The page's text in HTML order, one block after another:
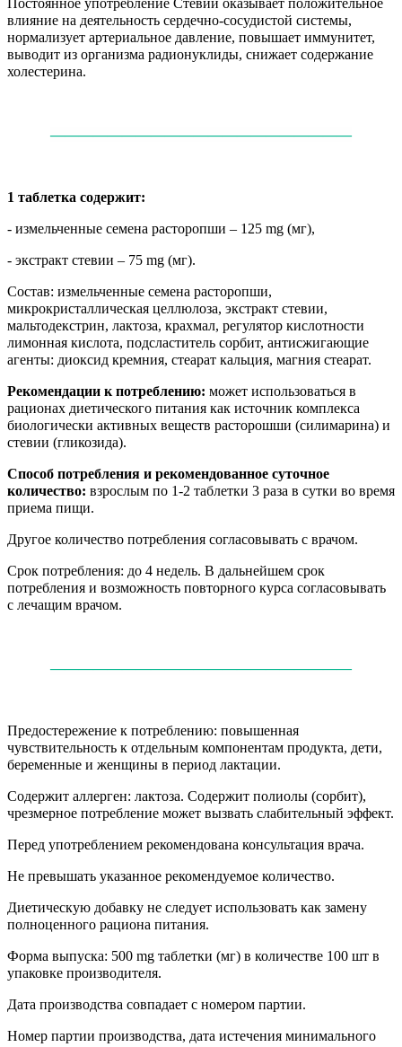
Постоянное употребление Стевии оказывает положительное
влияние на деятельность сердечно-сосудистой системы,
нормализует артериальное давление, повышает иммунитет,
выводит из организма радионуклиды, снижает содержание
холестерина.
—————————————————————
1 таблетка содержит:
- измельченные семена расторопши – 125 mg (мг),
- экстракт стевии – 75 mg (мг).
Состав: измельченные семена расторопши,
микрокристаллическая целлюлоза, экстракт стевии,
мальтодекстрин, лактоза, крахмал, регулятор кислотности
лимонная кислота, подсластитель сорбит, антисжигающие
агенты: диоксид кремния, стеарат кальция, магния стеарат.
Рекомендации к потреблению: может использоваться в
рационах диетического питания как источник комплекса
биологически активных веществ расторошши (силимарина) и
стевии (гликозида).
Способ потребления и рекомендованное суточное
количество: взрослым по 1-2 таблетки 3 раза в сутки во время
приема пищи.
Другое количество потребления согласовывать с врачом.
Срок потребления: до 4 недель. В дальнейшем срок
потребления и возможность повторного курса согласовывать
с лечащим врачом.
—————————————————————
Предостережение к потреблению: повышенная
чувствительность к отдельным компонентам продукта, дети,
беременные и женщины в период лактации.
Содержит аллерген: лактоза. Содержит полиолы (сорбит),
чрезмерное потребление может вызвать слабительный эффект.
Перед употреблением рекомендована консультация врача.
Не превышать указанное рекомендуемое количество.
Диетическую добавку не следует использовать как замену
полноценного рациона питания.
Форма выпуска: 500 mg таблетки (мг) в количестве 100 шт в
упаковке производителя.
Дата производства совпадает с номером партии.
Номер партии производства, дата истечения минимального